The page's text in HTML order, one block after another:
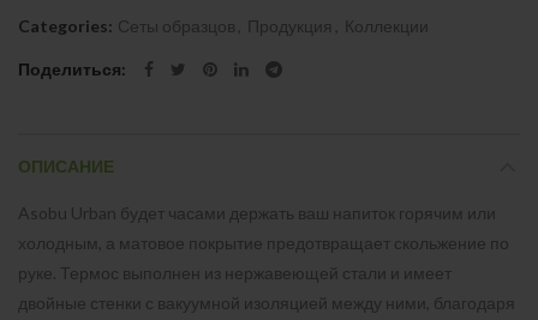
Categories: Сеты образцов Продукция Коллекции
Поделиться
ОПИСАНИЕ
Asobu Urban будет часами держать ваш напиток горячим или
холодным, а матовое покрытие предотвращает скольжение по
руке. Термос выполнен из нержавеющей стали и имеет
двойные стенки с вакуумной изоляцией между ними, благодаря